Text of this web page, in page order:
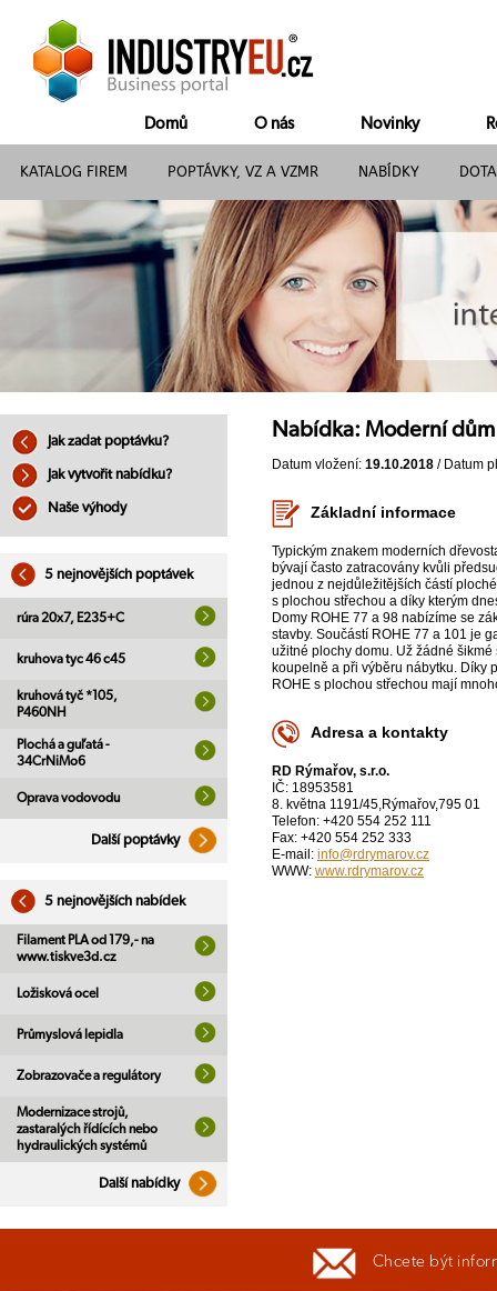
Domů O nás Novinky
KATALOG FIREM POPTÁVKY, VZ A VZMR NABÍDKY
Jak zadat poptávku?
Jak vytvořit nabídku?
Naše výhody
5 nejnovějších poptávek
rúra 20x7, E235+C
kruhova tyc 46 c45
kruhová tyč *105,
P460NH
Plochá a guľatá -
34CrNiMo6
Oprava vodovodu
Další poptávky
5 nejnovějších nabídek
Filament PLA od 179,- na
www.tiskve3d.cz
Ložisková ocel
Průmyslová lepidla
Zobrazovače a regulátory
Modernizace strojů,
zastaralých řídících nebo
hydraulických systémů
Další nabídky
Nabídka: Moderní
Datum vložení: 19.10.2018 / Datum
Základní informace
Typickým znakem moderních
bývají často zatracovány kvůli
jednou z nejdůležitějších částí
s plochou střechou a díky kterým
Domy ROHE 77 a 98 nabízíme se
stavby. Součástí ROHE 77 a 101 je
užitné plochy domu. Už žádné
koupelně a při výběru nábytku. Díky
ROHE s plochou střechou mají
Adresa a kontakty
RD Rýmařov, s.r.o.
IČ: 18953581
8. května 1191/45,Rýmařov,795 01
Telefon: +420 554 252 111
Fax: +420 554 252 333
E-mail: info@rdrymarov.cz
WWW: www.rdrymarov.cz
Chcete být